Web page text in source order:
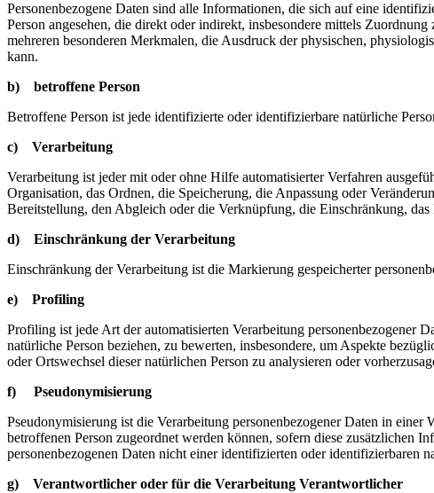
Personenbezogene Daten sind alle Informationen, die sich auf eine
Person angesehen, die direkt oder indirekt, insbesondere mittels
mehreren besonderen Merkmalen, die Ausdruck der physischen,
kann.
b) betroffene Person
Betroffene Person ist jede identifizierte oder identifizierbare natürliche
c) Verarbeitung
Verarbeitung ist jeder mit oder ohne Hilfe automatisierter Verfahren
Organisation, das Ordnen, die Speicherung, die Anpassung oder
Bereitstellung, den Abgleich oder die Verknüpfung, die Einschränkung,
d) Einschränkung der Verarbeitung
Einschränkung der Verarbeitung ist die Markierung gespeicherter
e) Profiling
Profiling ist jede Art der automatisierten Verarbeitung personenbezogener
natürliche Person beziehen, zu bewerten, insbesondere, um Aspekte
oder Ortswechsel dieser natürlichen Person zu analysieren oder
f) Pseudonymisierung
Pseudonymisierung ist die Verarbeitung personenbezogener Daten in
betroffenen Person zugeordnet werden können, sofern diese zusätzlichen
personenbezogenen Daten nicht einer identifizierten oder identifizierbaren
g) Verantwortlicher oder für die Verarbeitung Verantwortlicher